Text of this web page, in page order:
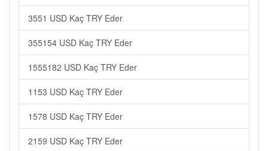
3551 USD Kaç TRY Eder
355154 USD Kaç TRY Eder
1555182 USD Kaç TRY Eder
1153 USD Kaç TRY Eder
1578 USD Kaç TRY Eder
2159 USD Kaç TRY Eder